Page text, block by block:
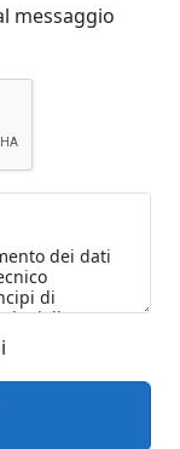
messaggio